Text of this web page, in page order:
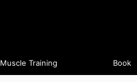
Muscle Training Book